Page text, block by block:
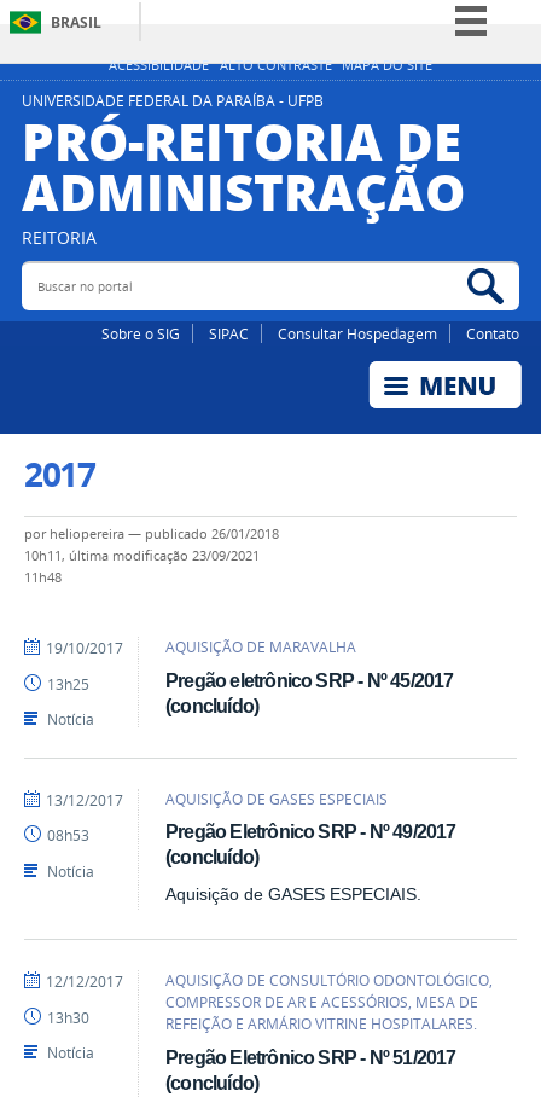
ACESSIBILIDADE ALTO CONTRASTE MAPA DO SITE
BRASIL
Simplifique!
Participe
Acesso à informação
Legislação
UNIVERSIDADE FEDERAL DA PARAÍBA - UFPB
PRÓ-REITORIA DE
ADMINISTRAÇÃO
REITORIA
Buscar no portal
Sobre o SIG SIPAC Consultar Hospedagem Contato
2017
por heliopereira — publicado 26/01/2018
10h11, última modificação 23/09/2021
11h48
AQUISIÇÃO DE MARAVALHA
Pregão eletrônico SRP - Nº 45/2017
(concluído)
por
publicado
19/10/2017
13h25
Notícia
AQUISIÇÃO DE GASES ESPECIAIS
Pregão Eletrônico SRP - Nº 49/2017
(concluído)
Aquisição de GASES ESPECIAIS.
por
publicado
13/12/2017
08h53
Notícia
AQUISIÇÃO DE CONSULTÓRIO ODONTOLÓGICO,
COMPRESSOR DE AR E ACESSÓRIOS, MESA DE
REFEIÇÃO E ARMÁRIO VITRINE HOSPITALARES.
Pregão Eletrônico SRP - Nº 51/2017
(concluído)
por
publicado
12/12/2017
13h30
Notícia